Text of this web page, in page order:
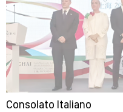
Consolato Italiano